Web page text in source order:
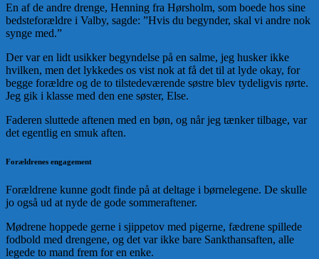
En af de andre drenge, Henning fra Hørsholm, som boede hos sine
bedsteforældre i Valby, sagde: ”Hvis du begynder, skal vi andre nok
synge med.”
Der var en lidt usikker begyndelse på en salme, jeg husker ikke
hvilken, men det lykkedes os vist nok at få det til at lyde okay, for
begge forældre og de to tilstedeværende søstre blev tydeligvis rørte.
Jeg gik i klasse med den ene søster, Else.
Faderen sluttede aftenen med en bøn, og når jeg tænker tilbage, var
det egentlig en smuk aften.
Forældrenes engagement
Forældrene kunne godt finde på at deltage i børnelegene. De skulle
jo også ud at nyde de gode sommeraftener.
Mødrene hoppede gerne i sjippetov med pigerne, fædrene spillede
fodbold med drengene, og det var ikke bare Sankthansaften, alle
legede to mand frem for en enke.